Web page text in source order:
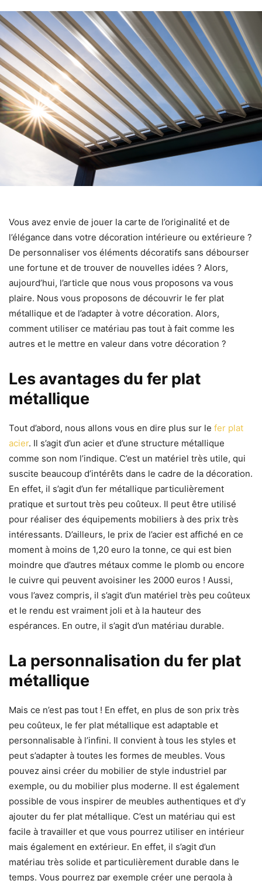
Vous avez envie de jouer la carte de l’originalité et de
l’élégance dans votre décoration intérieure ou extérieure ?
De personnaliser vos éléments décoratifs sans débourser
une fortune et de trouver de nouvelles idées ? Alors,
aujourd’hui, l’article que nous vous proposons va vous
plaire. Nous vous proposons de découvrir le fer plat
métallique et de l’adapter à votre décoration. Alors,
comment utiliser ce matériau pas tout à fait comme les
autres et le mettre en valeur dans votre décoration ?
Les avantages du fer plat
métallique
Tout d’abord, nous allons vous en dire plus sur le fer plat
acier. Il s’agit d’un acier et d’une structure métallique
comme son nom l’indique. C’est un matériel très utile, qui
suscite beaucoup d’intérêts dans le cadre de la décoration.
En effet, il s’agit d’un fer métallique particulièrement
pratique et surtout très peu coûteux. Il peut être utilisé
pour réaliser des équipements mobiliers à des prix très
intéressants. D’ailleurs, le prix de l’acier est affiché en ce
moment à moins de 1,20 euro la tonne, ce qui est bien
moindre que d’autres métaux comme le plomb ou encore
le cuivre qui peuvent avoisiner les 2000 euros ! Aussi,
vous l’avez compris, il s’agit d’un matériel très peu coûteux
et le rendu est vraiment joli et à la hauteur des
espérances. En outre, il s’agit d’un matériau durable.
La personnalisation du fer plat
métallique
Mais ce n’est pas tout ! En effet, en plus de son prix très
peu coûteux, le fer plat métallique est adaptable et
personnalisable à l’infini. Il convient à tous les styles et
peut s’adapter à toutes les formes de meubles. Vous
pouvez ainsi créer du mobilier de style industriel par
exemple, ou du mobilier plus moderne. Il est également
possible de vous inspirer de meubles authentiques et d’y
ajouter du fer plat métallique. C’est un matériau qui est
facile à travailler et que vous pourrez utiliser en intérieur
mais également en extérieur. En effet, il s’agit d’un
matériau très solide et particulièrement durable dans le
temps. Vous pourrez par exemple créer une pergola à